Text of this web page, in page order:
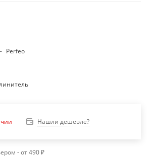
Perfeo
Нашли дешевле?
- от 490 ₽